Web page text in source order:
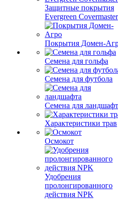
Защитные покрытия
Evergreen Covermaster
Покрытия Домен-
Семена для гольфа
Семена для футбола
Семена для
Характеристики трав
Осмокот
Удобрения
пролонгированного
действия NPK